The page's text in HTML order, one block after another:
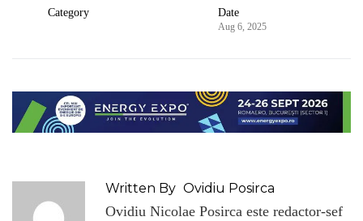
Category Date
Aug 6, 2025
Written By Ovidiu Posirca
Ovidiu Nicolae Posirca este redactor-sef